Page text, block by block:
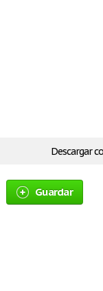
Descargar
Guardar